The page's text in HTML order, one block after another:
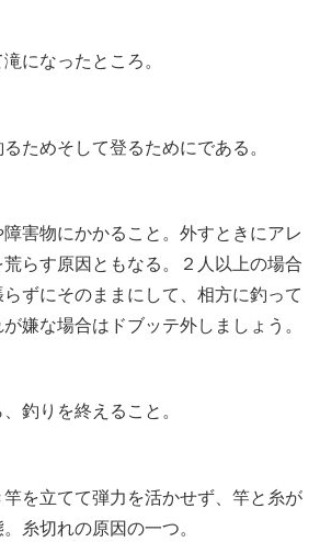
になったところ。
ためそして登るためにである。
害物にかかること。外すときにアレ
らす原因ともなる。２人以上の場合
ずにそのままにして、相方に釣って
嫌な場合はドブッテ外しましょう。
釣りを終えること。
を立てて弾力を活かせず、竿と糸が
糸切れの原因の一つ。